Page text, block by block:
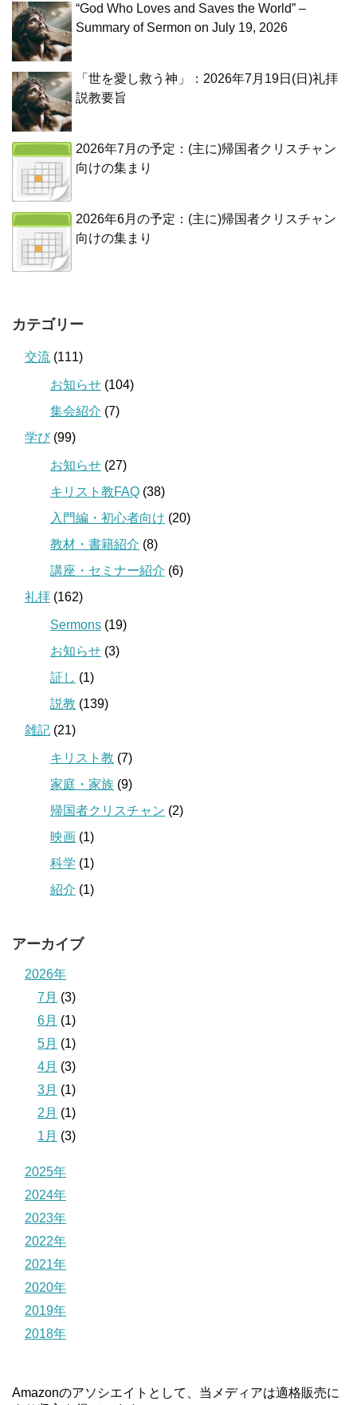
“God Who Loves and Saves the World” –
Summary of Sermon on July 19, 2026
「世を愛し救う神」：2026年7月19日(日)礼拝
説教要旨
2026年7月の予定：(主に)帰国者クリスチャン
向けの集まり
2026年6月の予定：(主に)帰国者クリスチャン
向けの集まり
カテゴリー
交流 (111)
お知らせ (104)
集会紹介 (7)
学び(99)
お知らせ (27)
キリスト教FAQ (38)
入門編・初心者向け (20)
教材・書籍紹介 (8)
講座・セミナー紹介 (6)
礼拝 (162)
Sermons (19)
お知らせ (3)
証し (1)
説教 (139)
雑記 (21)
キリスト教 (7)
家庭・家族 (9)
帰国者クリスチャン (2)
映画 (1)
科学 (1)
紹介 (1)
アーカイブ
2026年
7月 (3)
6月 (1)
5月 (1)
4月 (3)
3月 (1)
2月 (1)
1月 (3)
2025年
2024年
2023年
2022年
2021年
2020年
2019年
2018年
Amazonのアソシエイトとして、当メディアは適格販売に